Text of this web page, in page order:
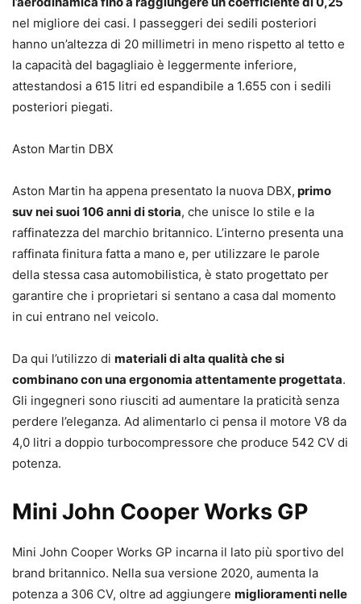
nel migliore dei casi. I passeggeri dei sedili posteriori
hanno un’altezza di 20 millimetri in meno rispetto al tetto e
la capacità del bagagliaio è leggermente inferiore,
attestandosi a 615 litri ed espandibile a 1.655 con i sedili
posteriori piegati.
Aston Martin DBX
Aston Martin ha appena presentato la nuova DBX, primo
suv nei suoi 106 anni di storia, che unisce lo stile e la
raffinatezza del marchio britannico. L’interno presenta una
raffinata finitura fatta a mano e, per utilizzare le parole
della stessa casa automobilistica, è stato progettato per
garantire che i proprietari si sentano a casa dal momento
in cui entrano nel veicolo.
Da qui l’utilizzo di materiali di alta qualità che si
combinano con una ergonomia attentamente progettata.
Gli ingegneri sono riusciti ad aumentare la praticità senza
perdere l’eleganza. Ad alimentarlo ci pensa il motore V8 da
4,0 litri a doppio turbocompressore che produce 542 CV di
potenza.
Mini John Cooper Works GP
Mini John Cooper Works GP incarna il lato più sportivo del
brand britannico. Nella sua versione 2020, aumenta la
potenza a 306 CV, oltre ad aggiungere miglioramenti nelle